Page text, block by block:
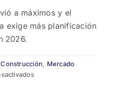
a máximos y el
exige más planificación
2026.
Construcción, Mercado
en